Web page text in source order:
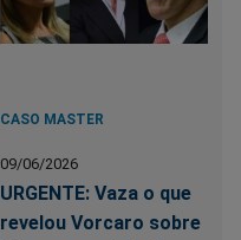
CASO MASTER
09/06/2026
URGENTE: Vaza o que
revelou Vorcaro sobre